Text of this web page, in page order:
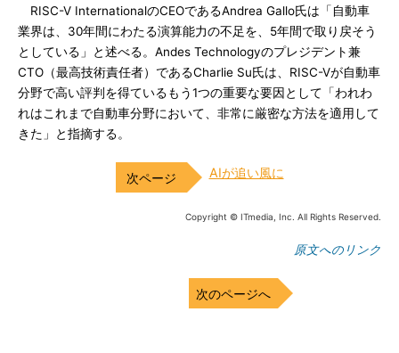
RISC-V InternationalのCEOであるAndrea Gallo氏は「自動車
業界は、30年間にわたる演算能力の不足を、5年間で取り戻そう
としている」と述べる。Andes Technologyのプレジデント兼
CTO（最高技術責任者）であるCharlie Su氏は、RISC-Vが自動車
分野で高い評判を得ているもう1つの重要な要因として「われわ
れはこれまで自動車分野において、非常に厳密な方法を適用して
きた」と指摘する。
AIが追い風に
Copyright © ITmedia, Inc. All Rights Reserved.
原文へのリンク
次のページへ